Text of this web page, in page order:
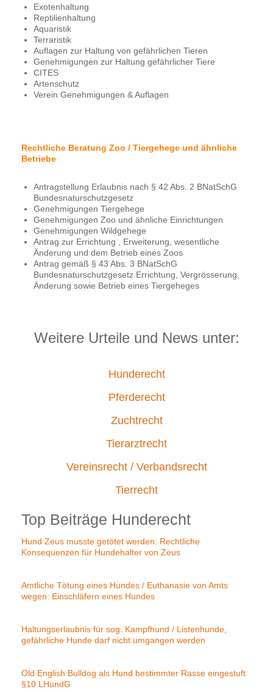
Exotenhaltung
Reptilienhaltung
Aquaristik
Terraristik
Auflagen zur Haltung von gefährlichen Tieren
Genehmigungen zur Haltung gefährlicher Tiere
CITES
Artenschutz
Verein Genehmigungen & Auflagen
Rechtliche Beratung Zoo / Tiergehege und ähnliche
Betriebe
Antragstellung Erlaubnis nach § 42 Abs. 2 BNatSchG
Bundesnaturschutzgesetz
Genehmigungen Tiergehege
Genehmigungen Zoo und ähnliche Einrichtungen
Genehmigungen Wildgehege
Antrag zur Errichtung , Erweiterung, wesentliche
Änderung und dem Betrieb eines Zoos
Antrag gemäß § 43 Abs. 3 BNatSchG
Bundesnaturschutzgesetz Errichtung, Vergrösserung,
Änderung sowie Betrieb eines Tiergeheges
Weitere Urteile und News unter:
Hunderecht
Pferderecht
Zuchtrecht
Tierarztrecht
Vereinsrecht / Verbandsrecht
Tierrecht
Top Beiträge Hunderecht
Hund Zeus musste getötet werden: Rechtliche
Konsequenzen für Hundehalter von Zeus
Amtliche Tötung eines Hundes / Euthanasie von Amts
wegen: Einschläfern eines Hundes
Haltungserlaubnis für sog. Kampfhund / Listenhunde,
gefährliche Hunde darf nicht umgangen werden
Old English Bulldog als Hund bestimmter Rasse eingestuft
§10 LHundG